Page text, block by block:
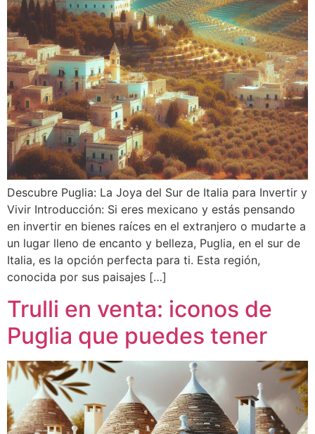
Descubre Puglia: La Joya del Sur de Italia para Invertir y
Vivir Introducción: Si eres mexicano y estás pensando
en invertir en bienes raíces en el extranjero o mudarte a
un lugar lleno de encanto y belleza, Puglia, en el sur de
Italia, es la opción perfecta para ti. Esta región,
conocida por sus paisajes […]
Trulli en venta: iconos de
Puglia que puedes tener